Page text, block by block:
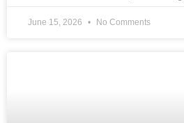
June 15, 2026 No Comments